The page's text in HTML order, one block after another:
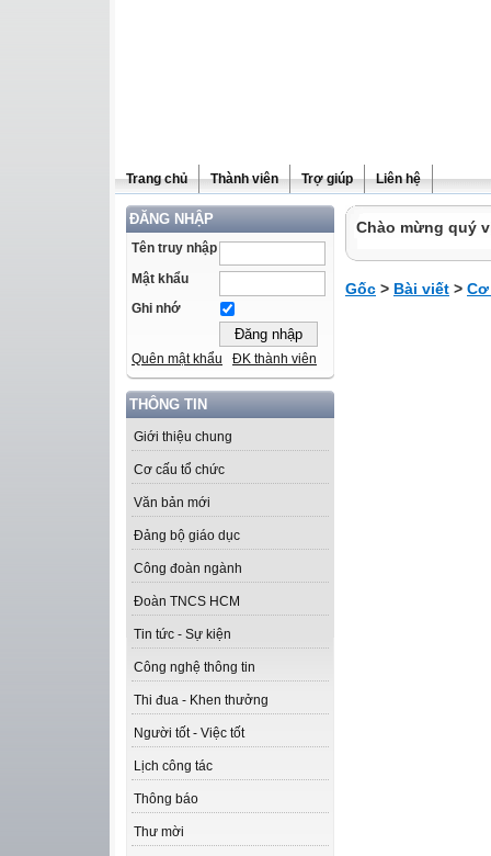
Trang chủ Thành viên Trợ giúp Liên hệ
ĐĂNG NHẬP
Tên truy nhập
Mật khẩu
Ghi nhớ
Quên mật khẩu ĐK thành viên
THÔNG TIN
Giới thiệu chung
Cơ cấu tổ chức
Văn bản mới
Đảng bộ giáo dục
Công đoàn ngành
Đoàn TNCS HCM
Tin tức - Sự kiện
Công nghệ thông tin
Thi đua - Khen thưởng
Người tốt - Việc tốt
Lịch công tác
Thông báo
Thư mời
Chào mừng quý
Gốc > Bài viết >